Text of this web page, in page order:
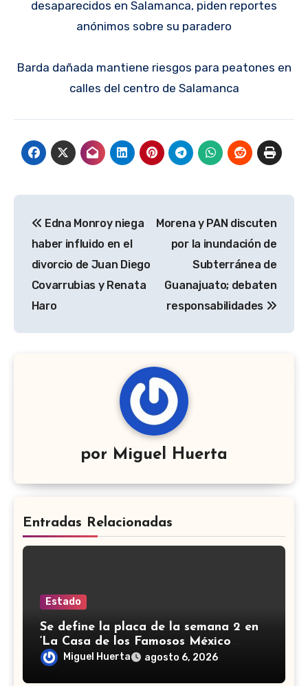
desaparecidos en Salamanca, piden reportes
anónimos sobre su paradero
Barda dañada mantiene riesgos para peatones en
calles del centro de Salamanca
de
entradas
Edna Monroy niega
haber influido en el
divorcio de Juan Diego
Covarrubias y Renata
Haro
Morena y PAN discuten
por la inundación de
Subterránea de
Guanajuato; debaten
responsabilidades
por Miguel Huerta
Entradas Relacionadas
Estado
Se define la placa de la semana 2 en
‘La Casa de los Famosos México
2026’; conoce a los nominados
Miguel Huerta agosto 6, 2026